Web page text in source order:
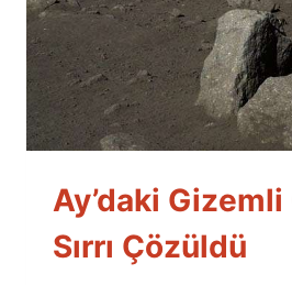
Ay’daki
Sırrı Çözüldü